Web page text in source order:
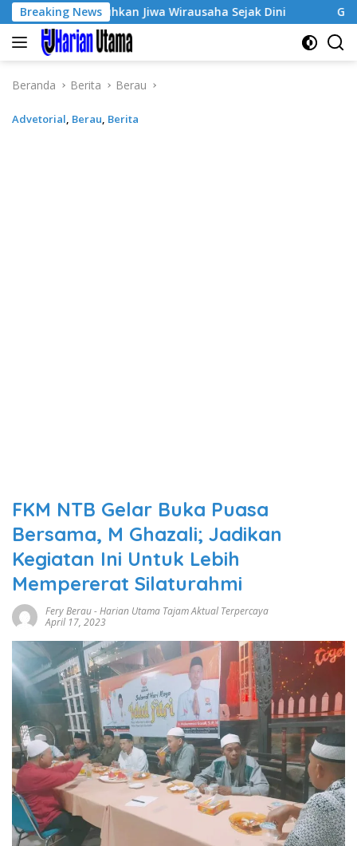
Langsung
ke
konten
Breaking NewsJiwa Wirausaha Sejak Dini GratisPol
Beranda Berita Berau
Advetorial, Berau, Berita
FKM NTB Gelar Buka Puasa
Bersama, M Ghazali; Jadikan
Kegiatan Ini Untuk Lebih
Mempererat Silaturahmi
Fery Berau-Harian Utama Tajam Aktual Terpercaya
April 17, 2023